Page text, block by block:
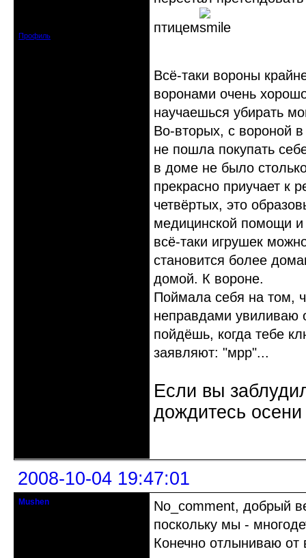
Профиль
птицем
Всё-таки вороны
воронами очень
научаешься убирать
Во-вторых, с вороной
не пошла покупать
в доме не было
прекрасно приучает к
четвёртых, это
медицинской помощи и
всё-таки игрушек
становится более
домой. К вороне.
Поймала себя на том,
неправдами увиливаю
пойдёшь, когда тебе
заявляют: "мрр"...
Если вы
дождитесь
2008-10-04 19:47:01
Mushen
No_comment, добрый
поскольку мы -
Конечно отлыниваю от